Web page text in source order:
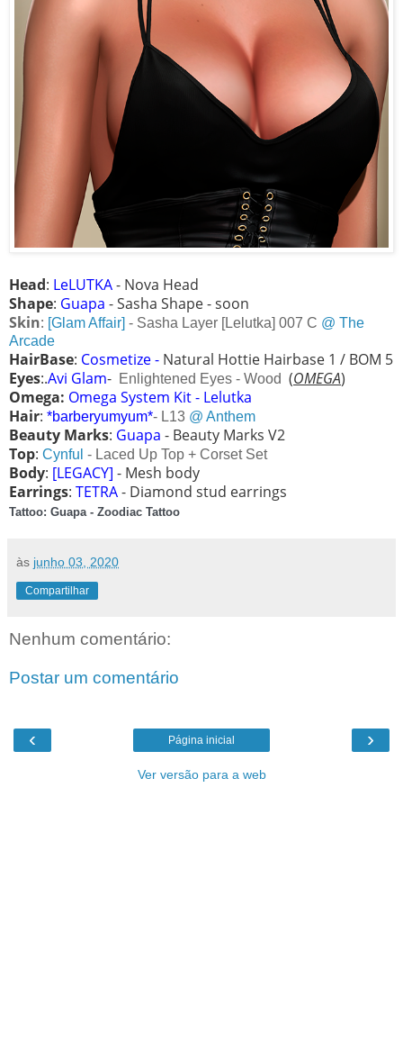
Head: LeLUTKA- Nova Head
Shape: Guapa - Sasha Shape - soon
Skin: [Glam Affair] - Sasha Layer [Lelutka] 007 C @ The
Arcade
HairBase: Cosmetize - Natural Hottie Hairbase 1 / BOM 5
Eyes:.Avi Glam- Enlightened Eyes - Wood (OMEGA)
Omega: Omega System Kit - Lelutka
Hair: *barberyumyum*- L13 @ Anthem
Beauty Marks: Guapa - Beauty Marks V2
Top: Cynful - Laced Up Top + Corset Set
Body: [LEGACY] - Mesh body
Earrings: TETRA- Diamond stud earrings
Tattoo: Guapa - Zoodiac Tattoo
às junho 03, 2020
Compartilhar
Nenhum comentário:
Postar um comentário
‹ ›
Página inicial
Ver versão para a web